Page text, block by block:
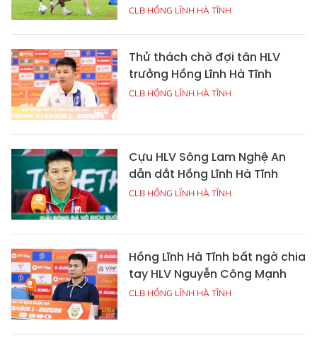
CLB HỒNG LĨNH HÀ TĨNH
Thử thách chờ đợi tân HLV
trưởng Hồng Lĩnh Hà Tĩnh
CLB HỒNG LĨNH HÀ TĨNH
Cựu HLV Sông Lam Nghệ An
dẫn dắt Hồng Lĩnh Hà Tĩnh
CLB HỒNG LĨNH HÀ TĨNH
Hồng Lĩnh Hà Tĩnh bất ngờ chia
tay HLV Nguyễn Công Mạnh
CLB HỒNG LĨNH HÀ TĨNH